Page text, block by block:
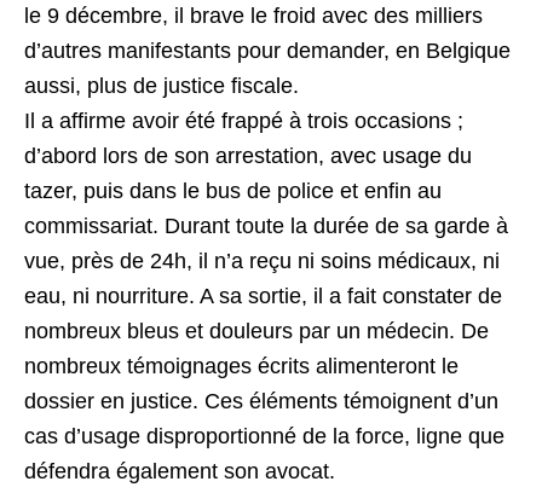
le 9 décembre, il brave le froid avec des milliers
d’autres manifestants pour demander, en Belgique
aussi, plus de justice fiscale.
Il a affirme avoir été frappé à trois occasions ;
d’abord lors de son arrestation, avec usage du
tazer, puis dans le bus de police et enfin au
commissariat. Durant toute la durée de sa garde à
vue, près de 24h, il n’a reçu ni soins médicaux, ni
eau, ni nourriture. A sa sortie, il a fait constater de
nombreux bleus et douleurs par un médecin. De
nombreux témoignages écrits alimenteront le
dossier en justice. Ces éléments témoignent d’un
cas d’usage disproportionné de la force, ligne que
défendra également son avocat.